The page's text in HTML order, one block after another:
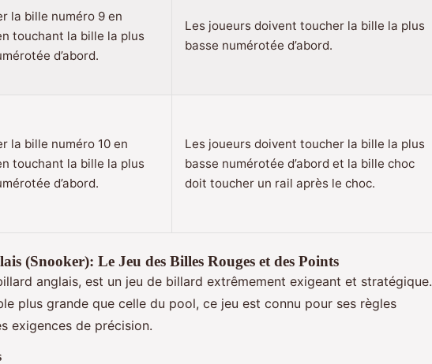
la bille numéro 9 en
touchant la bille la plus
d’abord.
Les joueurs doivent toucher la bille la plus
basse numérotée d’abord.
la bille numéro 10 en
touchant la bille la plus
d’abord.
Les joueurs doivent toucher la bille la plus
basse numérotée d’abord et la bille choc
doit toucher un rail après le choc.
(Snooker): Le Jeu des Billes Rouges et des Points
anglais, est un jeu de billard extrêmement exigeant et stratégique.
plus grande que celle du pool, ce jeu est connu pour ses règles
exigences de précision.